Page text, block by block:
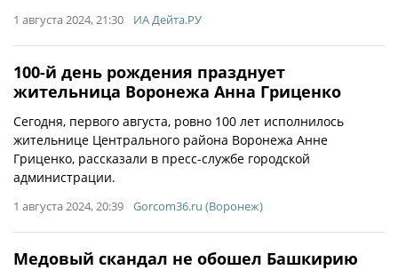
1 августа 2024, 21:30 ИА Дейта.РУ
100-й день рождения празднует
жительница Воронежа Анна Гриценко
Сегодня, первого августа, ровно 100 лет исполнилось
жительнице Центрального района Воронежа Анне
Гриценко, рассказали в пресс-службе городской
администрации.
1 августа 2024, 20:39 Gorcom36.ru (Воронеж)
Медовый скандал не обошел Башкирию